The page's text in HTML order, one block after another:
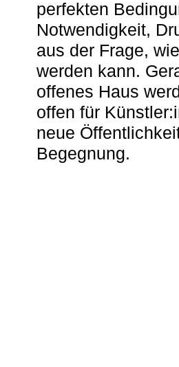
perfekten
Notwendigkeit,
aus der Frage,
werden kann.
offenes Haus
offen für
neue
Begegnung.